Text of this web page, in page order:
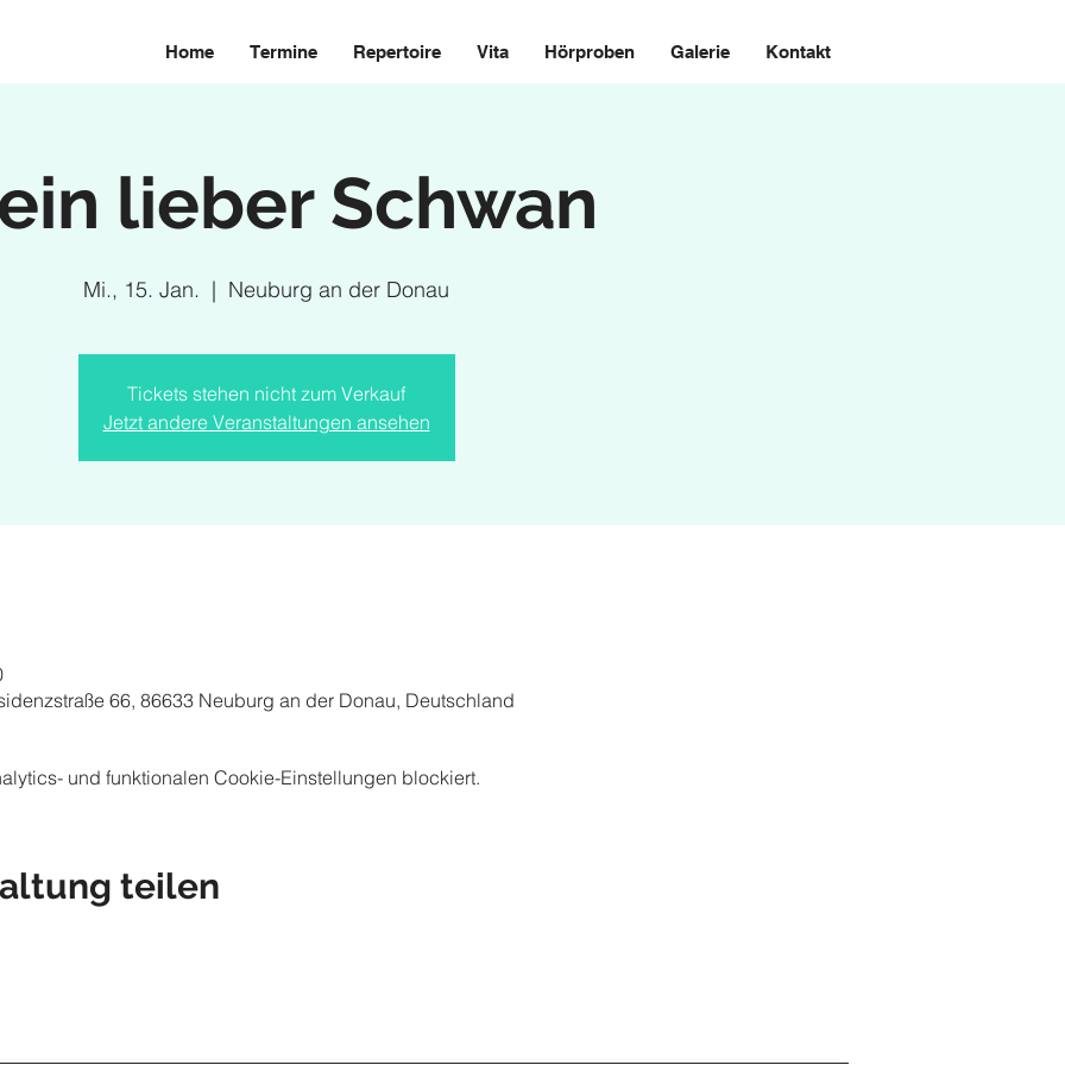
Home Termine Repertoire Vita Hörproben Galerie Kontakt
lieber Schwan
Mi., 15. Jan.
  |
Neuburg an der Donau
Tickets stehen nicht zum Verkauf
Jetzt andere Veranstaltungen ansehen
66, 86633 Neuburg an der Donau, Deutschland
und funktionalen Cookie-Einstellungen blockiert.
teilen